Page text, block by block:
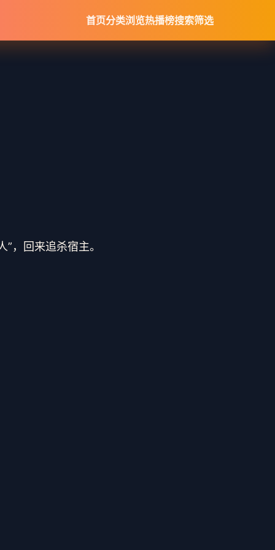
首页分类浏览热播榜搜索筛选
，回来追杀宿主。